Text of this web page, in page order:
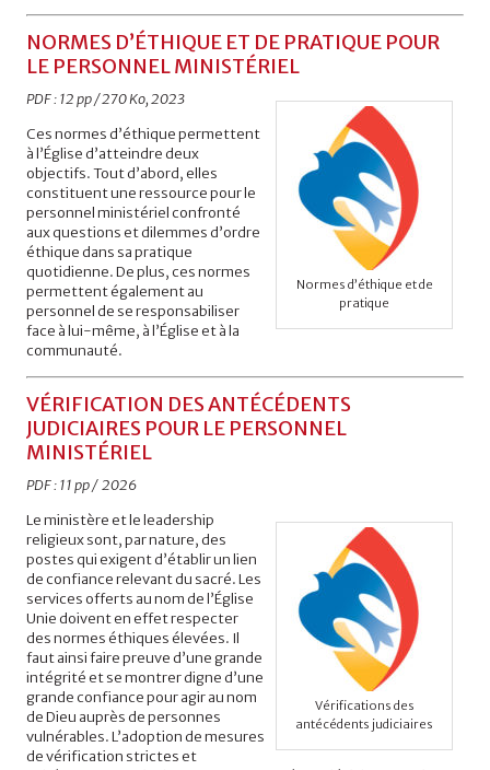
NORMES D’ÉTHIQUE ET DE PRATIQUE POUR
LE PERSONNEL MINISTÉRIEL
Normes d’éthique et de
pratique
PDF : 12 pp / 270 Ko, 2023
Ces normes d’éthique permettent
à l’Église d’atteindre deux
objectifs. Tout d’abord, elles
constituent une ressource pour le
personnel ministériel confronté
aux questions et dilemmes d’ordre
éthique dans sa pratique
quotidienne. De plus, ces normes
permettent également au
personnel de se responsabiliser
face à lui-même, à l’Église et à la
communauté.
VÉRIFICATION DES ANTÉCÉDENTS
JUDICIAIRES POUR LE PERSONNEL
MINISTÉRIEL
PDF : 11 pp / 2026
Vérifications des
antécédents judiciaires
Le ministère et le leadership
religieux sont, par nature, des
postes qui exigent d’établir un lien
de confiance relevant du sacré. Les
services offerts au nom de l’Église
Unie doivent en effet respecter
des normes éthiques élevées. Il
faut ainsi faire preuve d’une grande
intégrité et se montrer digne d’une
grande confiance pour agir au nom
de Dieu auprès de personnes
vulnérables. L’adoption de mesures
de vérification strictes et